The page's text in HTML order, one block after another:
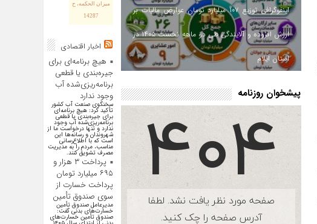
اینفوگرافی توزیع ۱۰۷ میلیارد تومان عوارض مالیات بر
ارزش افزوده و آلایندگی طی دو ماهه نخست ۱۴۰۵ در
استان ایلام
پیشخوان روزنامه
ميزان الحكمه، ح
14287
اخبار اقتصادی
هیچ برنامه‌ای برای
جیره‌بندی یا قطعی
برنامه‌ریزی‌شده آب
وجود ندارد
سخنگوی صنعت آب کشور
تأکید کرد: هیچ برنامه‌ای
برای جیره‌بندی یا قطعی
برنامه‌ریزی‌شده آب وجود
ندارد و تنها درخواست ما از
شهروندان و رسانه‌ها این
است که با اطلاع‌رسانی
مناسب، مردم را به مدیریت
مصرف تشویق کنند.
پرداخت ۳ هزار و
۶۹۵ میلیارد تومان
پرداخت خسارت از
سوی صندوق تأمین
مدیرعامل صندوق تأمین
خسارت‌های بدنی گفت:
صندوق تأمین خسارت‌های